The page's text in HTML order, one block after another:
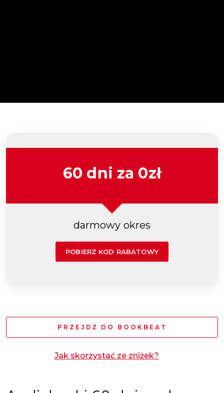
60 dni za 0zł
darmowy okres
POBIERZ KOD RABATOWY
PRZEJDŹ DO BOOKBEAT
Jak skorzystać ze zniżek?